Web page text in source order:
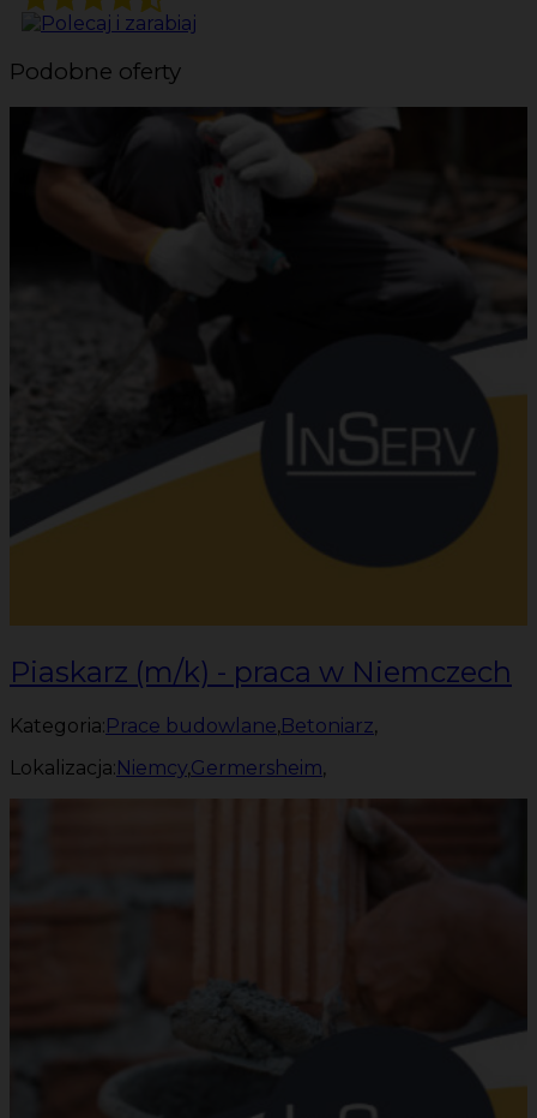
Podobne oferty
Piaskarz (m/k) - praca w Niemczech
Kategoria: Prace budowlane,Betoniarz,
Lokalizacja: Niemcy,Germersheim,